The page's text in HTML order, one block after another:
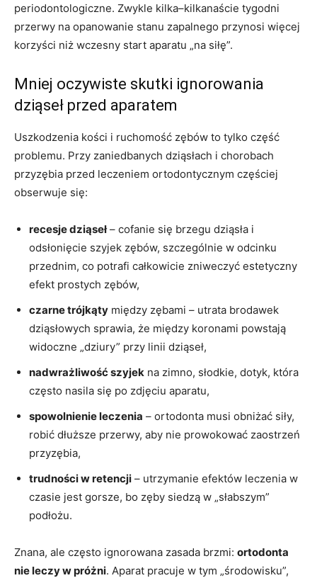
periodontologiczne. Zwykle kilka–kilkanaście tygodni
przerwy na opanowanie stanu zapalnego przynosi więcej
korzyści niż wczesny start aparatu „na siłę”.
Mniej oczywiste skutki ignorowania
dziąseł przed aparatem
Uszkodzenia kości i ruchomość zębów to tylko część
problemu. Przy zaniedbanych dziąsłach i chorobach
przyzębia przed leczeniem ortodontycznym częściej
obserwuje się:
recesje dziąseł– cofanie się brzegu dziąsła i
odsłonięcie szyjek zębów, szczególnie w odcinku
przednim, co potrafi całkowicie zniweczyć estetyczny
efekt prostych zębów,
czarne trójkąty między zębami – utrata brodawek
dziąsłowych sprawia, że między koronami powstają
widoczne „dziury” przy linii dziąseł,
nadwrażliwość szyjek na zimno, słodkie, dotyk, która
często nasila się po zdjęciu aparatu,
spowolnienie leczenia – ortodonta musi obniżać siły,
robić dłuższe przerwy, aby nie prowokować zaostrzeń
przyzębia,
trudności w retencji – utrzymanie efektów leczenia w
czasie jest gorsze, bo zęby siedzą w „słabszym”
podłożu.
Znana, ale często ignorowana zasada brzmi: ortodonta
nie leczy w próżni. Aparat pracuje w tym „środowisku”,